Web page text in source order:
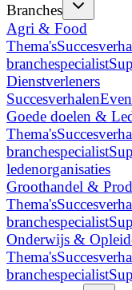
Branches
Agri & Food
Thema's
branchespecialist
Dienstverleners
Succesverhalen
Goede doelen &
Thema's
branchespecialist
ledenorganisaties
Groothandel &
Thema's
branchespecialist
Onderwijs &
Thema's
branchespecialist